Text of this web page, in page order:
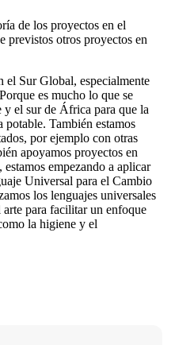
de los proyectos en el
previstos otros proyectos en
el Sur Global, especialmente
es mucho lo que se
y el sur de África para que la
potable. También estamos
por ejemplo con otras
apoyamos proyectos en
empezando a aplicar
Universal para el Cambio
los lenguajes universales
para facilitar un enfoque
la higiene y el